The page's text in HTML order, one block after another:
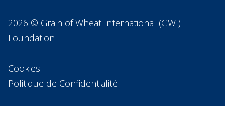
2026 © Grain of Wheat International (GWI)
Foundation
Cookies
Politique de Confidentialité